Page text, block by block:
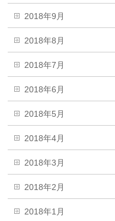
2018年9月
2018年8月
2018年7月
2018年6月
2018年5月
2018年4月
2018年3月
2018年2月
2018年1月